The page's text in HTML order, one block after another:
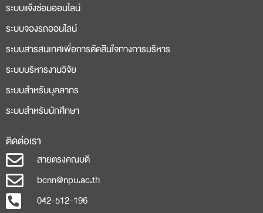
ระบบแจ้งซ่อมออนไลน์
ระบบจองรถออนไลน์
ระบบสารสนเทศเพื่อการตัดสินใจทางการบริหาร
ระบบบริหารงานวิจัย
ระบบสำหรับบุคลากร
ระบบสำหรับนักศึกษา
ติดต่อเรา
สายตรงคณบดี
bcnn@npu.ac.th
042-512-196